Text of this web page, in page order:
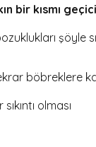
bir kısmı
şöyle
böbreklere
olması